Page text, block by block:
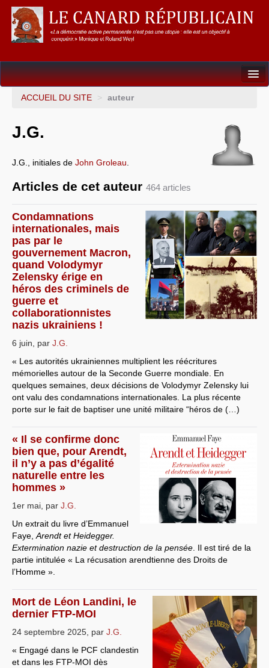
Dossiers
Un éléphant, ça trompe énormément !
Gouvernance mondiale & mondialisation
International
Résistances
L’Empire américain
Systèmes & société sous contrôle
Nouvelles de l’antirépublique
Guerre en Ukraine
ACCUEIL DU SITE > auteur
J.G.
J.G., initiales de John Groleau
Articles de cet auteur 464 articles
Condamnations
internationales, mais
pas par le
gouvernement Macron,
quand Volodymyr
Zelensky érige en
héros des criminels de
guerre et
collaborationnistes
nazis ukrainiens !
6 juin par J.G.
« Les autorités ukrainiennes multiplient les réécritures
mémorielles autour de la Seconde Guerre mondiale. En
quelques semaines, deux décisions de Volodymyr Zelensky lui
ont valu des condamnations internationales. La plus récente
porte sur le fait de baptiser une unité militaire “héros de (…)
« Il se confirme donc
bien que, pour Arendt,
il n’y a pas d’égalité
naturelle entre les
hommes »
1er mai par J.G.
Un extrait du livre d’Emmanuel
Faye, Arendt et Heidegger.
Extermination nazie et destruction de la pensée . Il est tiré de la
partie intitulée « La récusation arendtienne des Droits de
l’Homme ».
Mort de Léon Landini, le
dernier FTP-MOI
24 septembre 2025 par J.G.
« Engagé dans le PCF clandestin
et dans les FTP-MOI dès